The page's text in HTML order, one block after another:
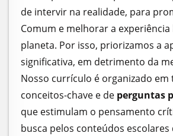
de intervir na realidade, para
Comum e melhorar a
planeta. Por isso, priorizamos a
significativa, em detrimento da
Nosso currículo é organizado
conceitos-chave e de perguntas
que estimulam o pensamento
busca pelos conteúdos